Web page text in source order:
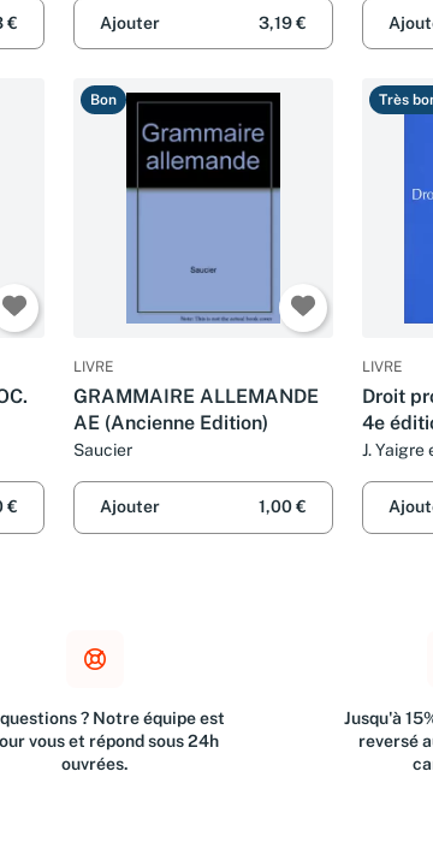
€ Ajouter 3,19 €
Courtois
€
Bon
LIVRE
GRAMMAIRE ALLEMANDE
AE (Ancienne Edition)
Saucier
Ajouter 1,00 €
Très
LIVRE
Droit
4e
J. Yaigre
? Notre équipe est
vous et répond sous 24h
ouvrées.
Jusqu'à
reversé